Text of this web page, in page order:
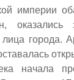
империи
оказались
города.
начала